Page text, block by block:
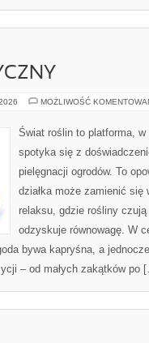
MOŻLIWOŚĆ
Świat roślin to platforma,
spotyka się z
pielęgnacji ogrodów. To
działka może zamienić się
relaksu, gdzie rośliny
odzyskuje równowagę. W
bywa kapryśna, a
– od małych zakątków po